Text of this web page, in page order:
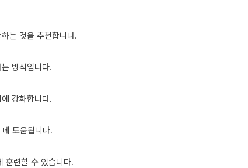
는 것을 추천합니다.
방식입니다.
강화합니다.
도움됩니다.
훈련할 수 있습니다.